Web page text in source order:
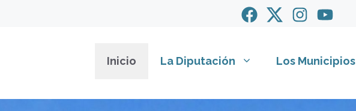
Inicio La Diputación Los Municipios